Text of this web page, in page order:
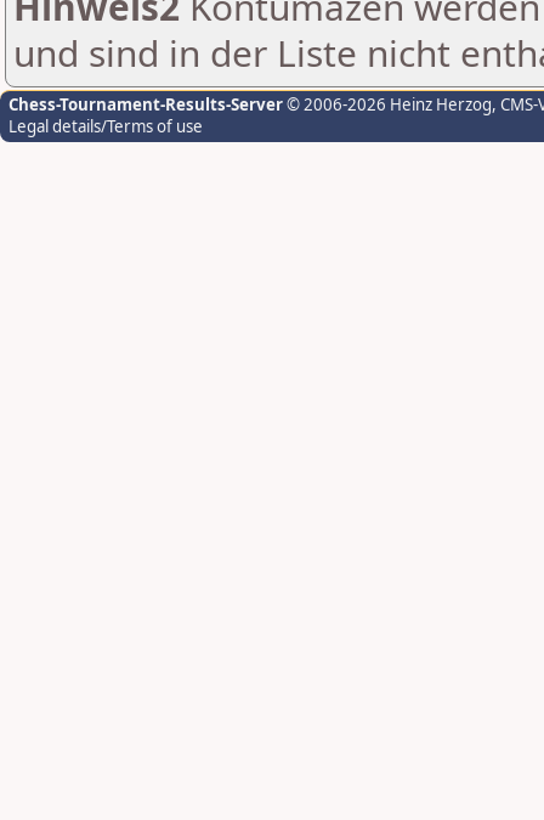
und sind in der Liste nicht
Chess-Tournament-Results-Server© 2006-2026 Heinz Herzog,
Legal details/Terms of use